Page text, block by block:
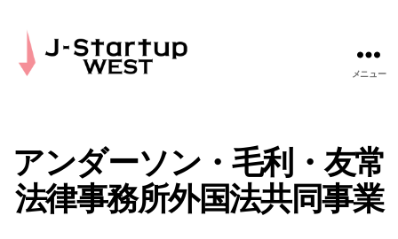
メニュー
アンダーソン・毛利・友常
法律事務所外国法共同事業